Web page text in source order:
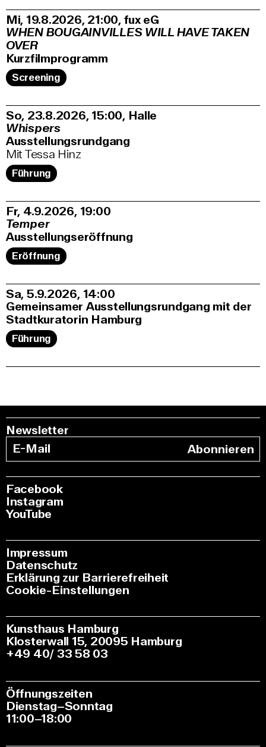
Mi, 19.8.2026 21:00, fux eG
WHEN BOUGAINVILLES WILL HAVE TAKEN
OVER
Kurzfilmprogramm
Screening
So, 23.8.2026 15:00, Halle
Whispers
Ausstellungsrundgang
Mit Tessa Hinz
Führung
Fr, 4.9.2026 19:00
Temper
Ausstellungseröffnung
Eröffnung
Sa, 5.9.2026 14:00
Gemeinsamer Ausstellungsrundgang mit der
Stadtkuratorin Hamburg
Führung
Newsletter
Abonnieren
Facebook
Instagram
YouTube
Impressum
Datenschutz
Erklärung zur Barrierefreiheit
Cookie-Einstellungen
Kunsthaus Hamburg
Klosterwall 15, 20095 Hamburg
+49 40/ 33 58 03
Öffnungszeiten
Dienstag–Sonntag
11:00–18:00